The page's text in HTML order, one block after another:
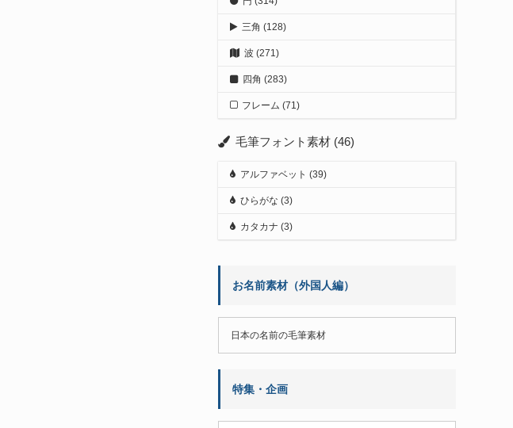
三角 (128)
波 (271)
四角 (283)
フレーム (71)
毛筆フォント素材 (46)
アルファベット (39)
ひらがな (3)
カタカナ (3)
お名前素材（外国人編）
日本の名前の毛筆素材
特集・企画